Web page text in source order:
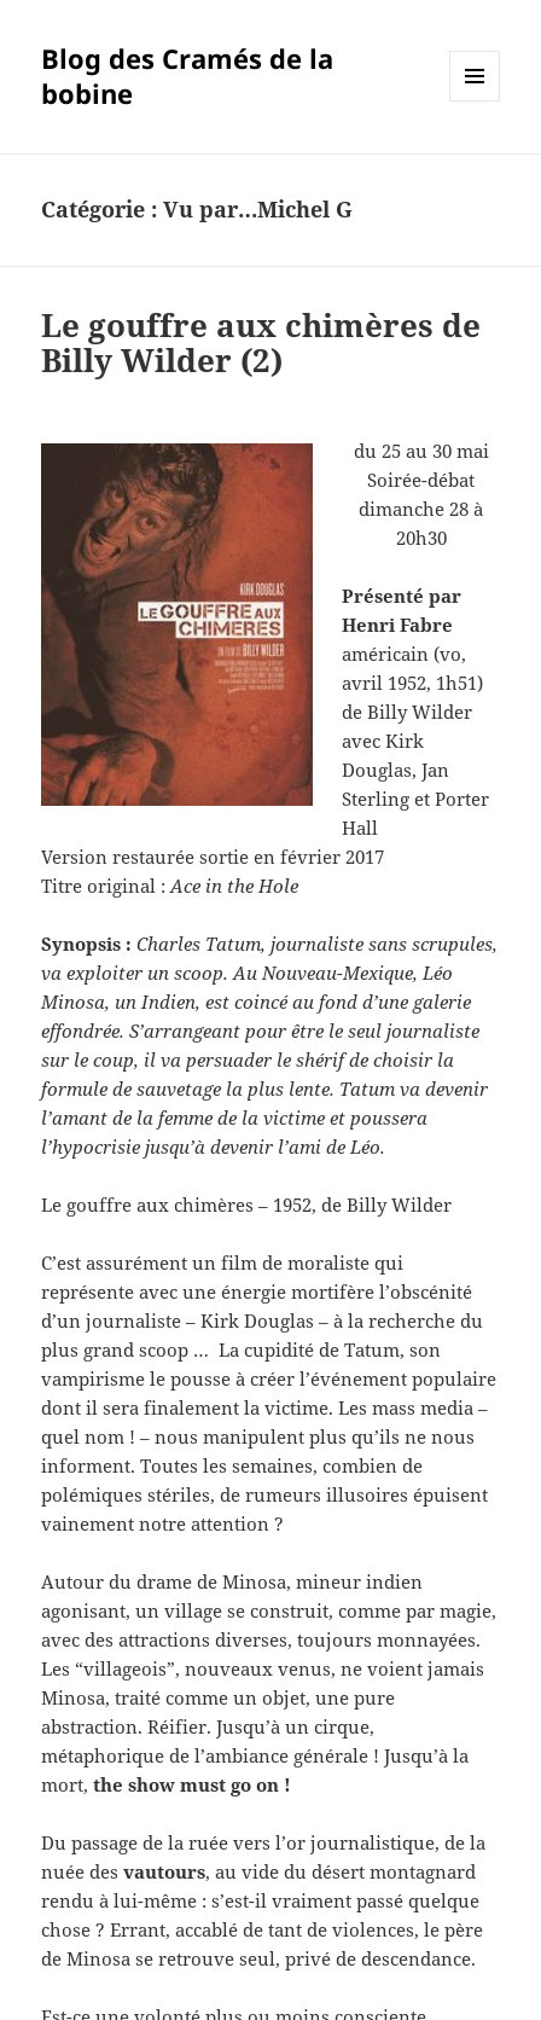
Blog des Cramés de la
bobine
Catégorie :Vu par…Michel G
Le gouffre aux chimères de
Billy Wilder (2)
du 25 au 30 mai
Soirée-débat
dimanche 28 à
20h30
Présenté par
Henri Fabre
américain (vo,
avril 1952, 1h51)
de Billy Wilder
avec Kirk
Douglas, Jan
Sterling et Porter
Hall
Version restaurée sortie en février 2017
Titre original :Ace in the Hole
Synopsis : Charles Tatum, journaliste sans scrupules,
va exploiter un scoop. Au Nouveau-Mexique, Léo
Minosa, un Indien, est coincé au fond d’une galerie
effondrée. S’arrangeant pour être le seul journaliste
sur le coup, il va persuader le shérif de choisir la
formule de sauvetage la plus lente. Tatum va devenir
l’amant de la femme de la victime et poussera
l’hypocrisie jusqu’à devenir l’ami de Léo.
Le gouffre aux chimères – 1952, de Billy Wilder
C’est assurément un film de moraliste qui
représente avec une énergie mortifère l’obscénité
d’un journaliste – Kirk Douglas – à la recherche du
plus grand scoop … La cupidité de Tatum, son
vampirisme le pousse à créer l’événement populaire
dont il sera finalement la victime. Les mass media –
quel nom ! – nous manipulent plus qu’ils ne nous
informent. Toutes les semaines, combien de
polémiques stériles, de rumeurs illusoires épuisent
vainement notre attention ?
Autour du drame de Minosa, mineur indien
agonisant, un village se construit, comme par magie,
avec des attractions diverses, toujours monnayées.
Les “villageois”, nouveaux venus, ne voient jamais
Minosa, traité comme un objet, une pure
abstraction. Réifier. Jusqu’à un cirque,
métaphorique de l’ambiance générale ! Jusqu’à la
mort, the show must go on !
Du passage de la ruée vers l’or journalistique, de la
nuée desvautours, au vide du désert montagnard
rendu à lui-même : s’est-il vraiment passé quelque
chose ? Errant, accablé de tant de violences, le père
de Minosa se retrouve seul, privé de descendance.